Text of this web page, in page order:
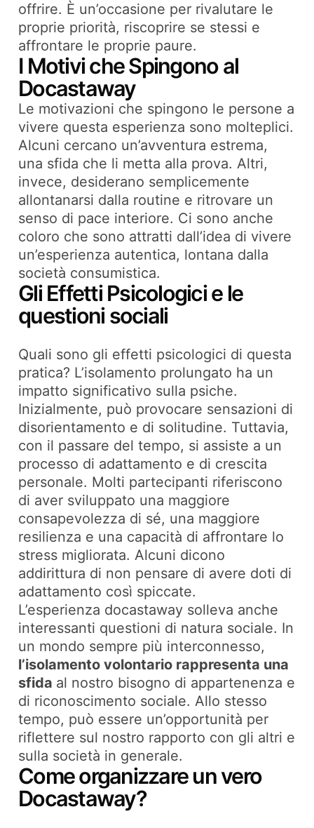
offrire. È un’occasione per rivalutare le
proprie priorità, riscoprire se stessi e
affrontare le proprie paure.
I Motivi che Spingono al
Docastaway
Le motivazioni che spingono le persone a
vivere questa esperienza sono molteplici.
Alcuni cercano un’avventura estrema,
una sfida che li metta alla prova. Altri,
invece, desiderano semplicemente
allontanarsi dalla routine e ritrovare un
senso di pace interiore. Ci sono anche
coloro che sono attratti dall’idea di vivere
un’esperienza autentica, lontana dalla
società consumistica.
Gli Effetti Psicologici e le
questioni sociali
Quali sono gli effetti psicologici di questa
pratica? L’isolamento prolungato ha un
impatto significativo sulla psiche.
Inizialmente, può provocare sensazioni di
disorientamento e di solitudine. Tuttavia,
con il passare del tempo, si assiste a un
processo di adattamento e di crescita
personale. Molti partecipanti riferiscono
di aver sviluppato una maggiore
consapevolezza di sé, una maggiore
resilienza e una capacità di affrontare lo
stress migliorata. Alcuni dicono
addirittura di non pensare di avere doti di
adattamento così spiccate.
L’esperienza docastaway solleva anche
interessanti questioni di natura sociale. In
un mondo sempre più interconnesso,
l’isolamento volontario rappresenta una
sfida al nostro bisogno di appartenenza e
di riconoscimento sociale. Allo stesso
tempo, può essere un’opportunità per
riflettere sul nostro rapporto con gli altri e
sulla società in generale.
Come organizzare un vero
Docastaway?